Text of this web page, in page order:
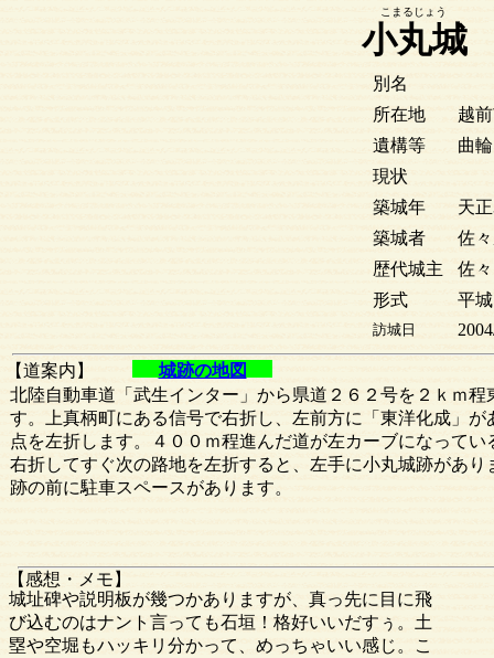
城跡の地図
小丸城
別名
所在地
越
遺構等
曲
現状
築城年
天
築城者
佐
歴代城主
佐々
形式
平城
訪城日
【道案内】
【感想・メモ】
こまるじょう
北陸自動車道「武生インター」から県道２６２号を２ｋｍ程
す。上真柄町にある信号で右折し、左前方に「東洋化成」が
点を左折します。４００ｍ程進んだ道が左カーブになってい
右折してすぐ次の路地を左折すると、左手に小丸城跡があり
跡の前に駐車スペースがあります。
城址碑や説明板が幾つかありますが、真っ先に目に飛
び込むのはナント言っても石垣！格好いいだすぅ。土
塁や空堀もハッキリ分かって、めっちゃいい感じ。こ